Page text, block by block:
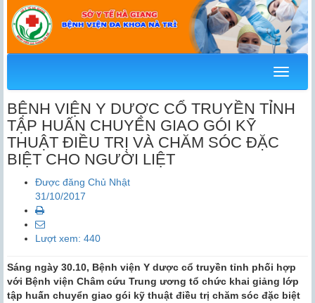
Menu
BỆNH VIỆN Y DƯỢC CỔ TRUYỀN TỈNH
TẬP HUẤN CHUYỂN GIAO GÓI KỸ
THUẬT ĐIỀU TRỊ VÀ CHĂM SÓC ĐẶC
BIỆT CHO NGƯỜI LIỆT
Được đăng Chủ Nhật
31/10/2017
Lượt xem: 440
Sáng ngày 30.10, Bệnh viện Y dược cổ truyền tỉnh phối hợp
với Bệnh viện Châm cứu Trung ương tổ chức khai giảng lớp
tập huấn chuyển giao gói kỹ thuật điều trị chăm sóc đặc biệt